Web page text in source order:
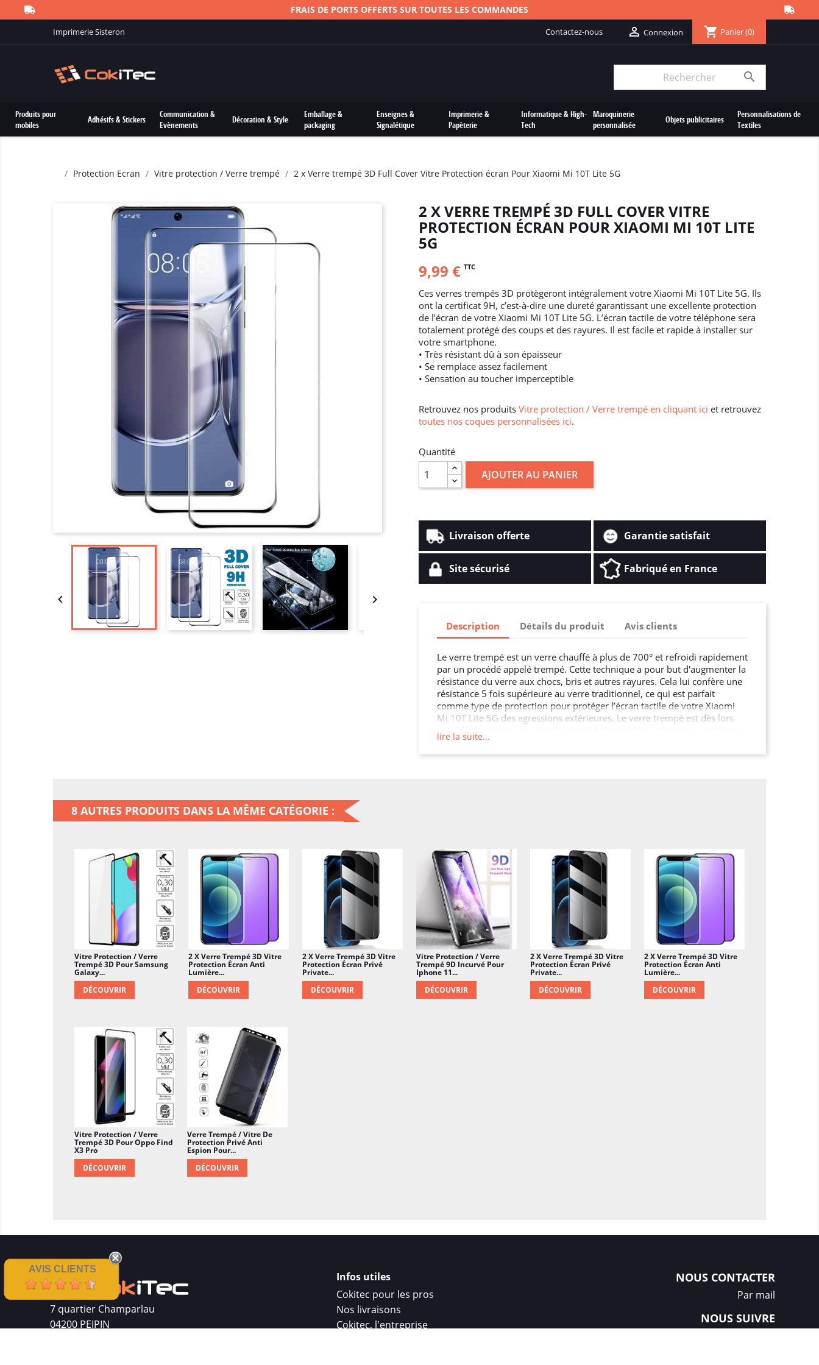
FRAIS DE PORTS OFFERTS SUR TOUTES LES COMMANDES
Imprimerie Sisteron Contactez-nous  Connexion shopping_cart Panier(0)

Produits pour
mobiles
Adhésifs & Stickers
Communication &
Evènements
Décoration & Style
Emballage &
packaging
Enseignes &
Signalétique
Imprimerie &
Papèterie
Informatique & High-
Tech
Maroquinerie
personnalisée
Objets publicitaires
Personnalisations de
Textiles
Protection Ecran Vitre protection / Verre trempé 2 x Verre trempé 3D Full Cover Vitre Protection écran Pour Xiaomi Mi 10T Lite 5G
 
2 X VERRE TREMPÉ 3D FULL COVER VITRE
PROTECTION ÉCRAN POUR XIAOMI MI 10T LITE
5G
9,99 € TTC
Ces verres trempés 3D protègeront intégralement votre Xiaomi Mi 10T Lite 5G. Ils
ont la certificat 9H, c’est-à-dire une dureté garantissant une excellente protection
de l’écran de votre Xiaomi Mi 10T Lite 5G. L’écran tactile de votre téléphone sera
totalement protégé des coups et des rayures. Il est facile et rapide à installer sur
votre smartphone.
• Très résistant dû à son épaisseur
• Se remplace assez facilement
• Sensation au toucher imperceptible
Retrouvez nos produits Vitre protection / Verre trempé en cliquant ici et retrouvez
toutes nos coques personnalisées ici.
Quantité
AJOUTER AU PANIER
Livraison offerte Garantie satisfait
Site sécurisé Fabriqué en France
Description Détails du produit Avis clients
Le verre trempé est un verre chauffé à plus de 700° et refroidi rapidement
par un procédé appelé trempé. Cette technique a pour but d'augmenter la
résistance du verre aux chocs, bris et autres rayures. Cela lui confère une
résistance 5 fois supérieure au verre traditionnel, ce qui est parfait
comme type de protection pour protéger l’écran tactile de votre Xiaomi
Mi 10T Lite 5G des agressions extérieures. Le verre trempé est dès lors
applications comme pour un écran de smartphone, une paroi de douche,
une cloison, une crédence de cuisine, ou encore le mobilier urbain, les
lire la suite...
8 AUTRES PRODUITS DANS LA MÊME CATÉGORIE :
Vitre Protection / Verre
Trempé 3D Pour Samsung
Galaxy...
DÉCOUVRIR
2 X Verre Trempé 3D Vitre
Protection Écran Anti
Lumière...
DÉCOUVRIR
2 X Verre Trempé 3D Vitre
Protection Écran Privé
Private...
DÉCOUVRIR
Vitre Protection / Verre
Trempé 9D Incurvé Pour
Iphone 11...
DÉCOUVRIR
2 X Verre Trempé 3D Vitre
Protection Écran Privé
Private...
DÉCOUVRIR
2 X Verre Trempé 3D Vitre
Protection Écran Anti
Lumière...
DÉCOUVRIR
Vitre Protection / Verre
Trempé 3D Pour Oppo Find
X3 Pro
DÉCOUVRIR
Verre Trempé / Vitre De
Protection Privé Anti
Espion Pour...
DÉCOUVRIR
7 quartier Champarlau
04200 PEIPIN
Infos utiles
Cokitec pour les pros
Nos livraisons
Cokitec, l'entreprise
NOUS CONTACTER
Par mail
NOUS SUIVRE
AVIS CLIENTS